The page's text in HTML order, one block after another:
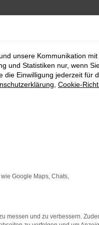
die Seite in einem
unsere Kommunikation mit
und Statistiken nur, wenn
die Einwilligung jederzeit für
Cookie-
Google Maps, Chats,
messen und zu verbessern.